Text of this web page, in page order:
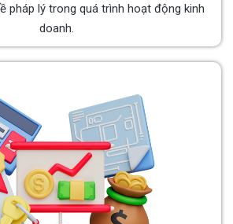
pháp lý trong quá trình hoạt động kinh
doanh.